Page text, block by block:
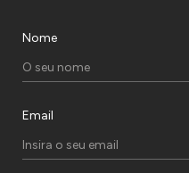
Nome
Email